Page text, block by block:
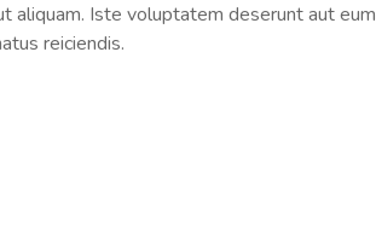
aliquam. Iste voluptatem deserunt aut eum
reiciendis.